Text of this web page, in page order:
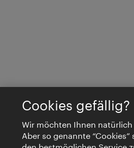
Cookies gefällig?
Wir möchten Ihnen
Aber so genannte